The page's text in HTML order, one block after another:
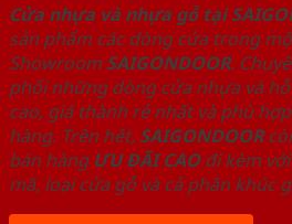
Cửa nhựa và nhựa gỗ tại
sản phẩm các dòng cửa trong
Showroom SAIGONDOOR.
phối những dòng cửa nhựa và
cao, giá thành rẻ nhất và phù
hàng. Trên hết, SAIGONDOOR
bán hàng ƯU ĐÃI CAOđi kèm
mã, loại cửa gỗ và cả phân khúc